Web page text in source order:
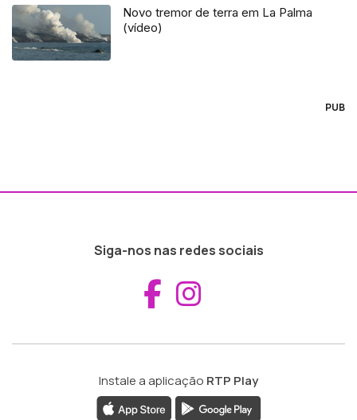
Novo tremor de terra em La Palma
(vídeo)
PUB
Siga-nos nas redes sociais
Aceder ao
Instale a aplicação RTP Play